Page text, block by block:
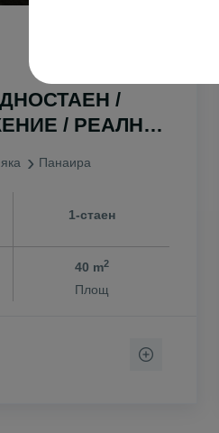
/
/ РЕАЛНА
Панаира
1-стаен
40 m2
Площ